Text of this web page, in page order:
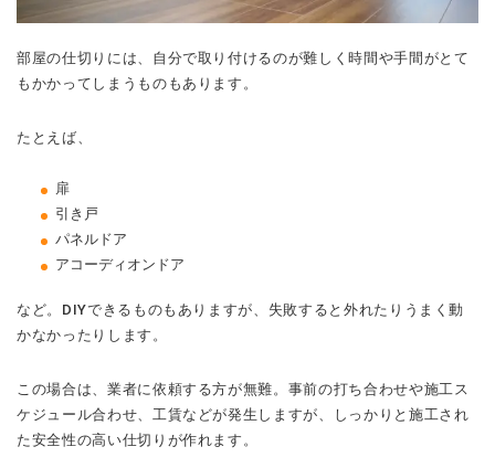
部屋の仕切りには、自分で取り付けるのが難しく時間や手間がとて
もかかってしまうものもあります。
たとえば、
扉
引き戸
パネルドア
アコーディオンドア
など。DIYできるものもありますが、失敗すると外れたりうまく動
かなかったりします。
この場合は、業者に依頼する方が無難。事前の打ち合わせや施工ス
ケジュール合わせ、工賃などが発生しますが、しっかりと施工され
た安全性の高い仕切りが作れます。